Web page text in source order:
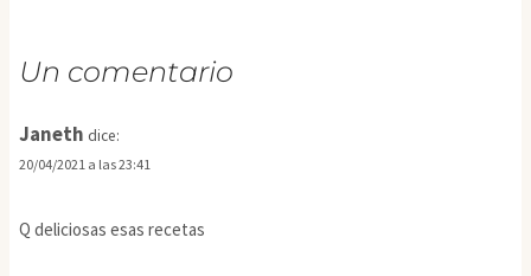
Un comentario
Janeth dice:
20/04/2021 a las 23:41
Q deliciosas esas recetas